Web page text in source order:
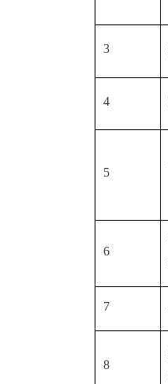
3
4
5
6
7
8